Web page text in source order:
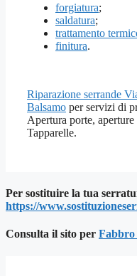
forgiatura;
saldatura;
trattamento
finitura.
Riparazione serrande
Balsamo per servizi di
Apertura porte,
Tapparelle.
Per sostituire la tua
https://
Consulta il sito per Fabbro